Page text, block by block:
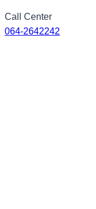
Skip
to
Call Center
064-2642242